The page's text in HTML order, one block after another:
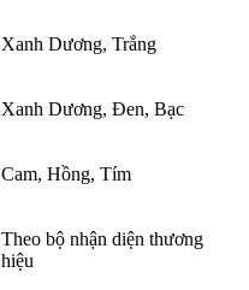
Xanh Dương, Trắng
Xanh Dương, Đen, Bạc
Cam, Hồng, Tím
Theo bộ nhận diện thương
hiệu